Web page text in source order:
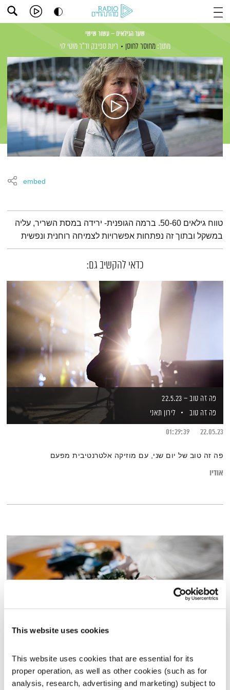
This website uses cookies
This website uses cookies that are essential for its
proper operation, as well as other cookies (such as for
analysis, research, advertising and marketing) subject to
שער הגילאים – עשור שישי
מתוך: מחוסר לחוסן רינת ספיבק וד"ר מוטי לוי
embed
תמצית הפודקאסטטווח גילאים 50-60. ברמה הגופנית- ירידה במסת השריר, עליה
במשקל ובתוך זה נפתחות אפשרויות לצמיחה רוחנית ונפשית
כדאי להקשיב גם:
פה זה טוב – 22.5.23
פה זה טוב
לירון תאני
22.05.23
01:29:39
פה זה טוב של יום שני, עם מוזיקה אלטרנטיבית מפעם
אודיו
ניסוי כלים
מיכה לבינסון
27.08.16
01:00:12